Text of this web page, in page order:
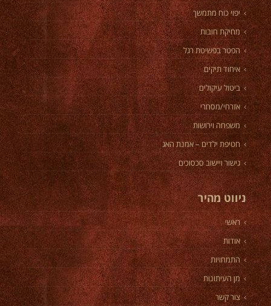
יפוי כוח מתמשך
מחיקת חובות
הפטר בפשיטת רגל
איחוד תיקים
ביטול עיקולים
אזרחי/מסחרי
משפחה וירושות
חטיפת ילדים – אמנת האג
גישור ויישוב סכסוכים
ניווט מהיר
ראשי
אודות
התמחויות
מן העיתונות
צור קשר